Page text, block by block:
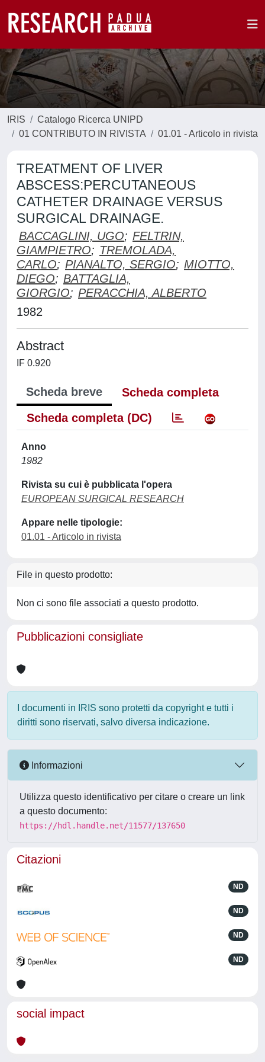
IRIS
Catalogo Ricerca UNIPD
01 CONTRIBUTO IN RIVISTA
01.01 - Articolo in rivista
TREATMENT OF LIVER
ABSCESS:PERCUTANEOUS
CATHETER DRAINAGE VERSUS
SURGICAL DRAINAGE.
BACCAGLINI, UGO; FELTRIN,
GIAMPIETRO; TREMOLADA,
CARLO; PIANALTO, SERGIO; MIOTTO,
DIEGO; BATTAGLIA,
GIORGIO; PERACCHIA, ALBERTO
1982
Abstract
IF 0.920
Scheda breve
Scheda completa
Scheda completa (DC)
Anno
1982
Rivista su cui è pubblicata l'opera
EUROPEAN SURGICAL RESEARCH
Appare nelle tipologie:
01.01 - Articolo in rivista
File in questo prodotto:
Non ci sono file associati a questo prodotto.
Pubblicazioni consigliate
I documenti in IRIS sono protetti da copyright e tutti i
diritti sono riservati, salvo diversa indicazione.
Informazioni
Utilizza questo identificativo per citare o creare un link
a questo documento:
https://hdl.handle.net/11577/137650
Citazioni
ND
ND
ND
ND
social impact